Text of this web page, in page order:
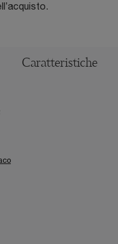
Caratteristiche